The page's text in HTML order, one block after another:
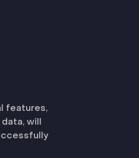
features,
will